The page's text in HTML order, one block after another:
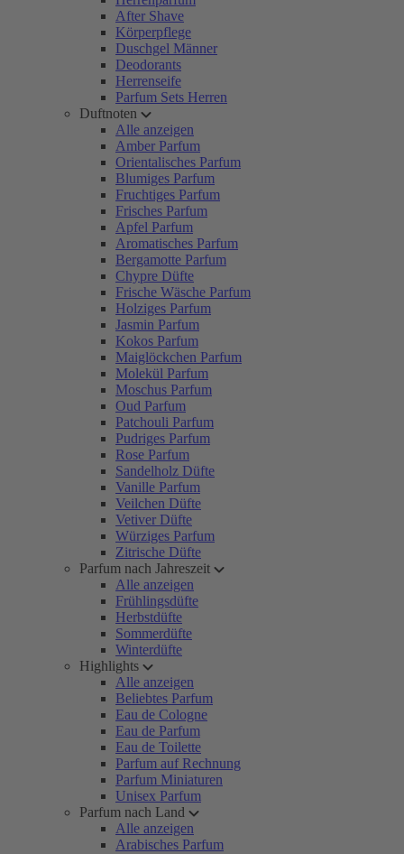
After Shave
Körperpflege
Duschgel Männer
Deodorants
Herrenseife
Parfum Sets Herren
Duftnoten
Alle anzeigen
Amber Parfum
Orientalisches Parfum
Blumiges Parfum
Fruchtiges Parfum
Frisches Parfum
Apfel Parfum
Aromatisches Parfum
Bergamotte Parfum
Chypre Düfte
Frische Wäsche Parfum
Holziges Parfum
Jasmin Parfum
Kokos Parfum
Maiglöckchen Parfum
Molekül Parfum
Moschus Parfum
Oud Parfum
Patchouli Parfum
Pudriges Parfum
Rose Parfum
Sandelholz Düfte
Vanille Parfum
Veilchen Düfte
Vetiver Düfte
Würziges Parfum
Zitrische Düfte
Parfum nach Jahreszeit
Alle anzeigen
Frühlingsdüfte
Herbstdüfte
Sommerdüfte
Winterdüfte
Highlights
Alle anzeigen
Beliebtes Parfum
Eau de Cologne
Eau de Parfum
Eau de Toilette
Parfum auf Rechnung
Parfum Miniaturen
Unisex Parfum
Parfum nach Land
Alle anzeigen
Arabisches Parfum